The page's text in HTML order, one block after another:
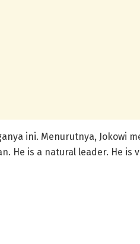
ini. Menurutnya, Jokowi
He is a natural leader. He